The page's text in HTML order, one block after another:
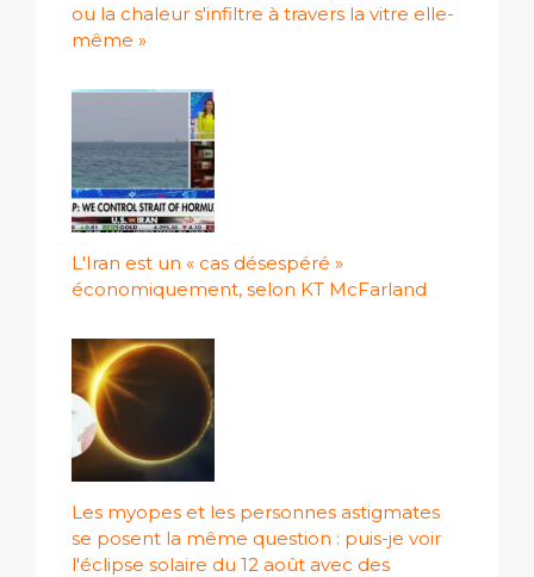
ou la chaleur s'infiltre à travers la vitre elle-
même »
L'Iran est un « cas désespéré »
économiquement, selon KT McFarland
Les myopes et les personnes astigmates
se posent la même question : puis-je voir
l'éclipse solaire du 12 août avec des